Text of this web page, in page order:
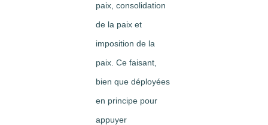
paix, consolidation
de la paix et
imposition de la
paix. Ce faisant,
bien que déployées
en principe pour
appuyer